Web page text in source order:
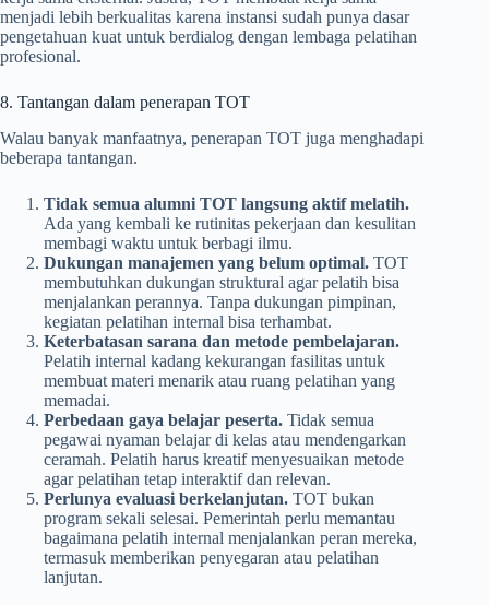
menjadi lebih berkualitas karena instansi sudah punya dasar
pengetahuan kuat untuk berdialog dengan lembaga pelatihan
profesional.
8. Tantangan dalam penerapan TOT
Walau banyak manfaatnya, penerapan TOT juga menghadapi
beberapa tantangan.
Tidak semua alumni TOT langsung aktif melatih.
Ada yang kembali ke rutinitas pekerjaan dan kesulitan
membagi waktu untuk berbagi ilmu.
Dukungan manajemen yang belum optimal. TOT
membutuhkan dukungan struktural agar pelatih bisa
menjalankan perannya. Tanpa dukungan pimpinan,
kegiatan pelatihan internal bisa terhambat.
Keterbatasan sarana dan metode pembelajaran.
Pelatih internal kadang kekurangan fasilitas untuk
membuat materi menarik atau ruang pelatihan yang
memadai.
Perbedaan gaya belajar peserta. Tidak semua
pegawai nyaman belajar di kelas atau mendengarkan
ceramah. Pelatih harus kreatif menyesuaikan metode
agar pelatihan tetap interaktif dan relevan.
Perlunya evaluasi berkelanjutan. TOT bukan
program sekali selesai. Pemerintah perlu memantau
bagaimana pelatih internal menjalankan peran mereka,
termasuk memberikan penyegaran atau pelatihan
lanjutan.